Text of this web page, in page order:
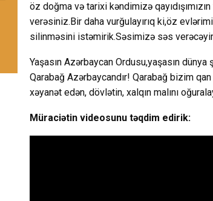
öz doğma və tarixi kəndimizə
verəsiniz.Bir daha vurğulayırıq ki,öz
silinməsini istəmirik.Səsimizə səs
Yaşasın Azərbaycan Ordusu,yaşasın
Qarabağ Azərbaycandır! Qarabağ bizim
xəyanət edən, dövlətin, xalqın malını
Müraciətin videosunu təqdim edirik: